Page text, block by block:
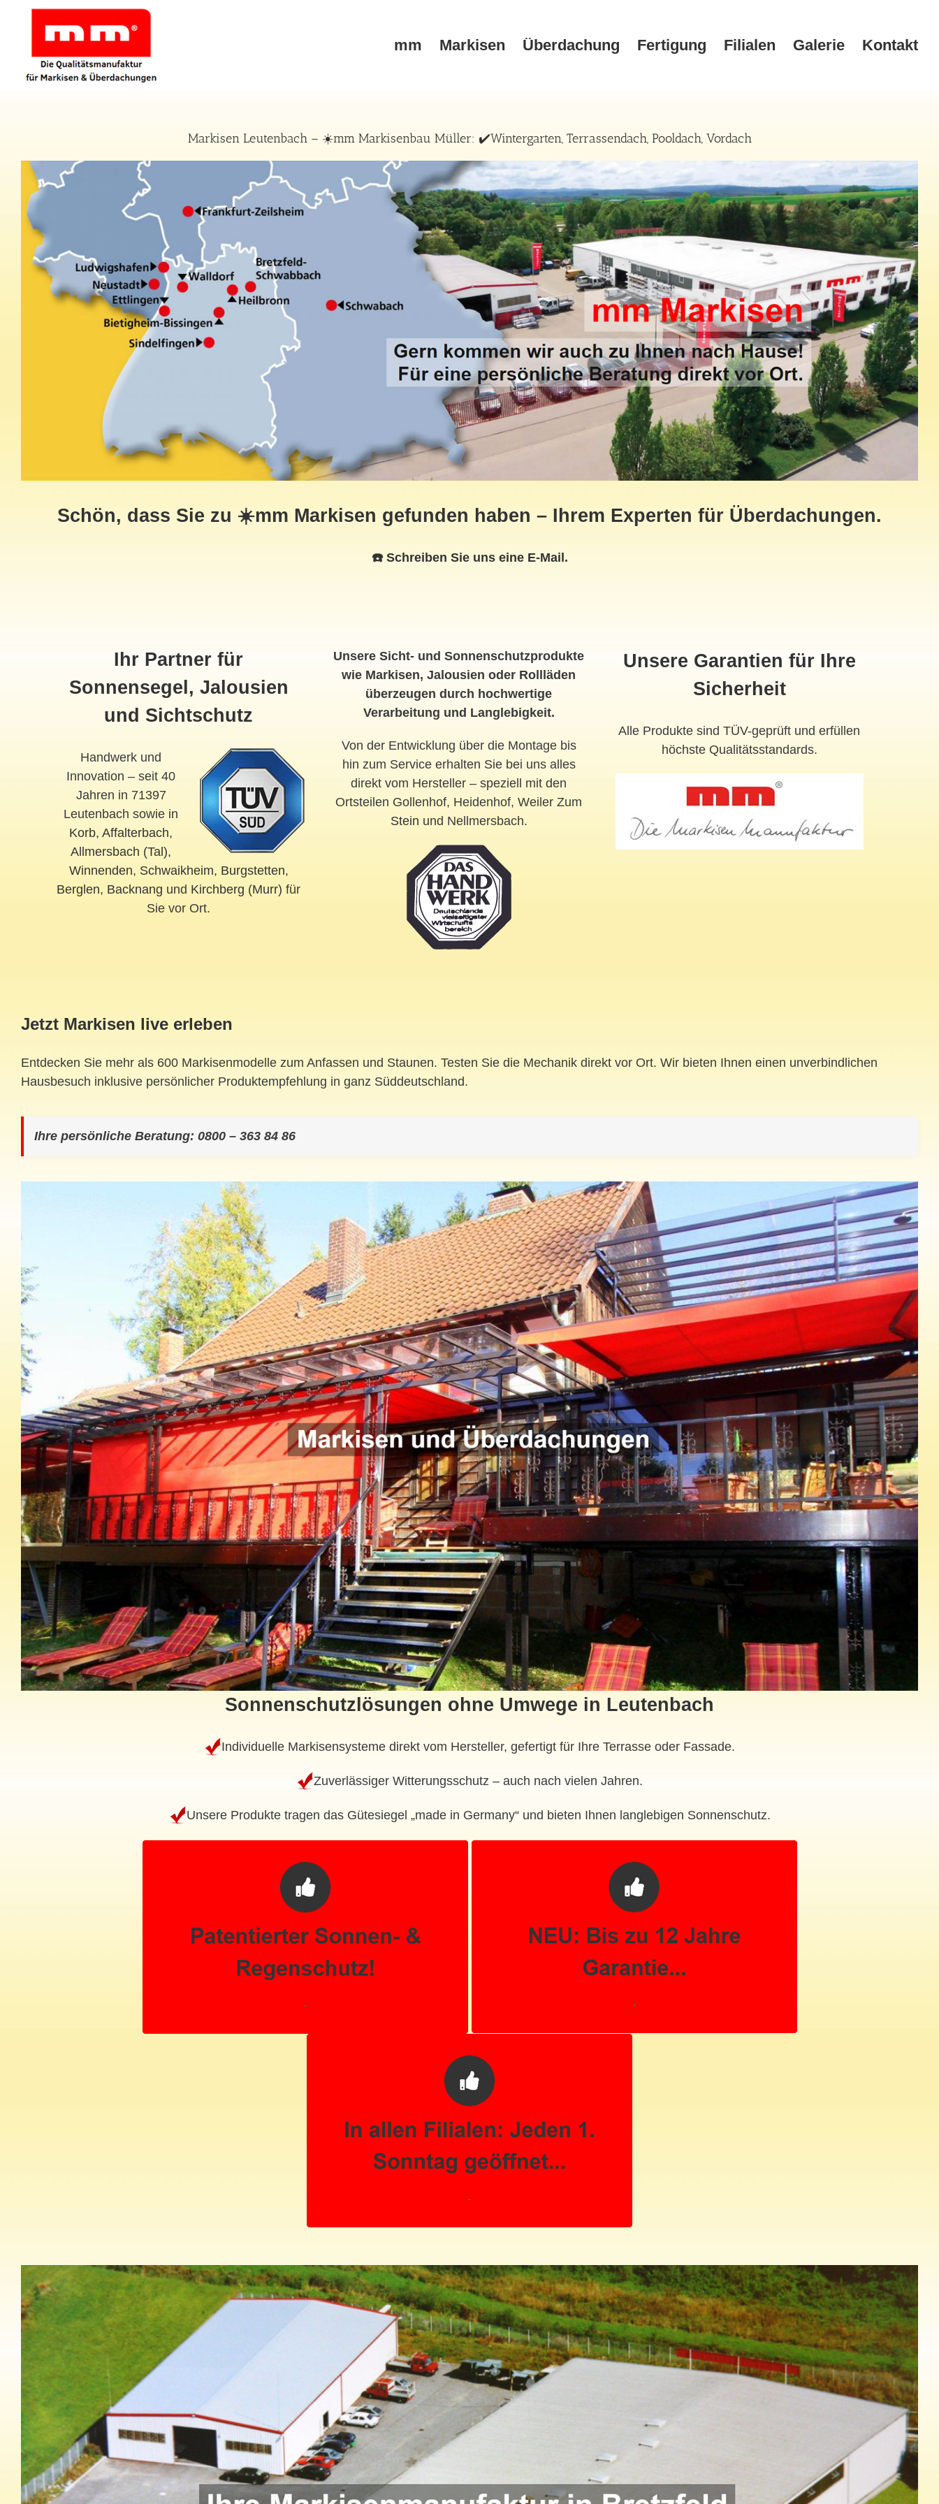
mm Markisen Überdachung Fertigung Filialen Galerie Kontakt
Markisen Leutenbach – ☀️mm Markisenbau Müller: ✔️Wintergarten, Terrassendach, Pooldach, Vordach
Schön, dass Sie zu ☀️mm Markisen gefunden haben – Ihrem Experten für Überdachungen.
☎️ Schreiben Sie uns eine E-Mail.
Ihr Partner für
Sonnensegel, Jalousien
und Sichtschutz
Handwerk und
Innovation – seit 40
Jahren in 71397
Leutenbach sowie in
Korb,Affalterbach,
Allmersbach (Tal),
Winnenden, Schwaikheim, Burgstetten,
Berglen, Backnang und Kirchberg (Murr) für
Sie vor Ort.
Unsere Sicht- und Sonnenschutzprodukte
wie Markisen, Jalousien oder Rollläden
überzeugen durch hochwertige
Verarbeitung und Langlebigkeit.
Von der Entwicklung über die Montage bis
hin zum Service erhalten Sie bei uns alles
direkt vom Hersteller – speziell mit den
Ortsteilen Gollenhof, Heidenhof, Weiler Zum
Stein und Nellmersbach.
Unsere Garantien für Ihre
Sicherheit
Alle Produkte sind TÜV-geprüft und erfüllen
höchste Qualitätsstandards.
Jetzt Markisen live erleben
Entdecken Sie mehr als 600 Markisenmodelle zum Anfassen und Staunen. Testen Sie die Mechanik direkt vor Ort. Wir bieten Ihnen einen unverbindlichen
Hausbesuch inklusive persönlicher Produktempfehlung in ganz Süddeutschland.
Ihre persönliche Beratung: 0800 – 363 84 86
Sonnenschutzlösungen ohne Umwege in Leutenbach
Individuelle Markisensysteme direkt vom Hersteller, gefertigt für Ihre Terrasse oder Fassade.
Zuverlässiger Witterungsschutz – auch nach vielen Jahren.
Unsere Produkte tragen das Gütesiegel „made in Germany“ und bieten Ihnen langlebigen Sonnenschutz.